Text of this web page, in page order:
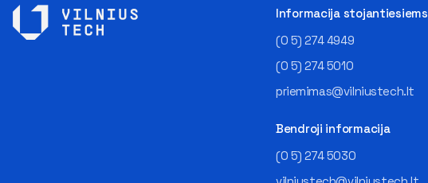
Informacija stojantiesiems
(0 5) 274 4949
(0 5) 274 5010
priemimas@vilniustech.lt
Bendroji informacija
(0 5) 274 5030